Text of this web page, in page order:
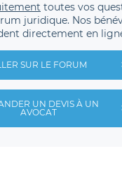
toutes vos
juridique. Nos
directement en
SUR LE FORUM
UN DEVIS À UN
AVOCAT